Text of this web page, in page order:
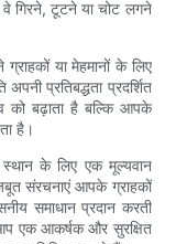
वे गिरने, टूटने या चोट लगने
या मेहमानों के लिए
प्रतिबद्धता प्रदर्शित
बढ़ाता है बल्कि आपके
है।
स्थान के लिए एक मूल्यवान
संरचनाएं आपके ग्राहकों
समाधान प्रदान करती
एक आकर्षक और सुरक्षित